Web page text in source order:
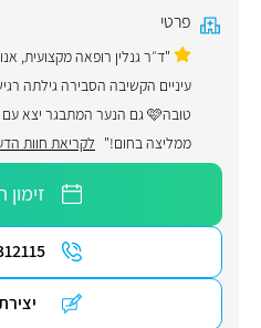
פרטי
"ד״ר גנלין רופאה מקצועית,
עיניים הקשיבה הסבירה גילתה
טובה🩷 גם הנער המתבגר
ממליצה בחום!" לקריאת חוות
זימון